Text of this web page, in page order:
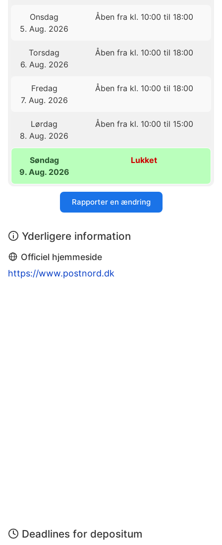
Onsdag
5. Aug. 2026
Åben fra kl. 10:00 til 18:00
Torsdag
6. Aug. 2026
Åben fra kl. 10:00 til 18:00
Fredag
7. Aug. 2026
Åben fra kl. 10:00 til 18:00
Lørdag
8. Aug. 2026
Åben fra kl. 10:00 til 15:00
Søndag
9. Aug. 2026
Lukket
Rapporter en ændring
Yderligere information
Officiel hjemmeside
https://www.postnord.dk
Deadlines for depositum